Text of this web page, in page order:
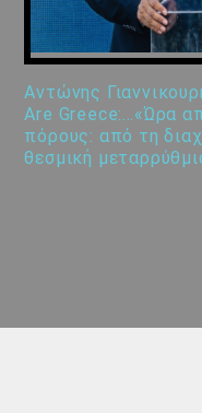
Αντώνης
Are Greece:…«Ώρα
πόρους: από τη
θεσμική